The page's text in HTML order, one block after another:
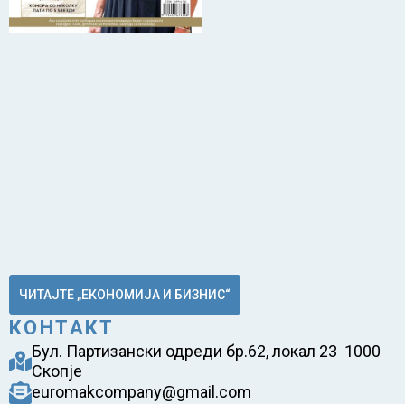
ЧИТАЈТЕ „ЕКОНОМИЈА И БИЗНИС“
КОНТАКТ
Бул. Партизански одреди бр.62, локал 23 1000
Скопје
euromakcompany@gmail.com